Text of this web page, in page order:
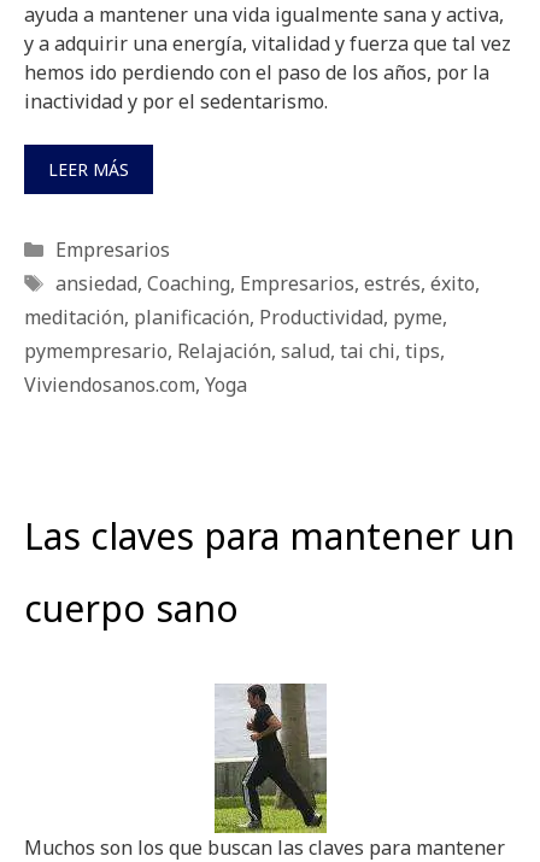
ayuda a mantener una vida igualmente sana y activa,
y a adquirir una energía, vitalidad y fuerza que tal vez
hemos ido perdiendo con el paso de los años, por la
inactividad y por el sedentarismo.
LEER MÁS
Categorías
Empresarios
Etiquetas
ansiedad, Coaching, Empresarios, estrés, éxito,
meditación, planificación, Productividad, pyme,
pymempresario, Relajación, salud, tai chi, tips,
Viviendosanos.com, Yoga
Las claves para mantener un
cuerpo sano
Mu­chos son los que bus­can las cla­ves para man­te­ner